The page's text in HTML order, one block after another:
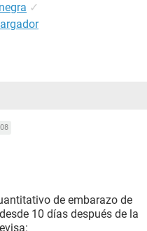
✓
de embarazo de
10 días después de la